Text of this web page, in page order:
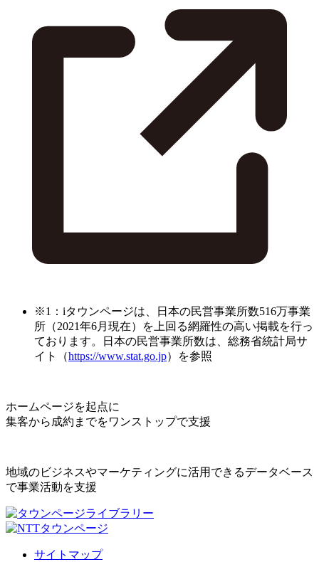
※1：iタウンページは、日本の民営事業所数516万事業
所（2021年6月現在）を上回る網羅性の高い掲載を行っ
ております。日本の民営事業所数は、総務省統計局サ
イト（https://www.stat.go.jp）を参照
ホームページを起点に
集客から成約までをワンストップで支援
地域のビジネスやマーケティングに活用できるデータベース
で事業活動を支援
サイトマップ